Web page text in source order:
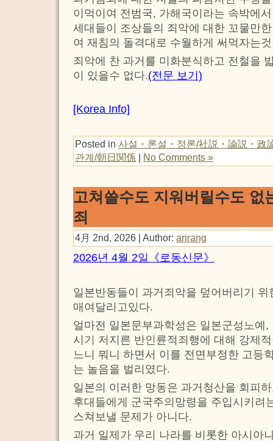
이먹이여 전범국, 가해국이라는 속박에
세대들이 조상들의 죄악에 대한 꼬물만
여 재침의 돌격대로 수월하게 써먹자는
죄악에 찬 과거를 미화분식하고 전철을
이 있을수 없다.(전문 보기)
[Korea Info]
Posted in 사설・론설・정론/社説・論説・政
관계/朝日関係
No Comments »
고쳐쓸수도 지워버릴수도 없
죄
4月 2nd, 2026 | Author: arirang
2026년 4월 2일《로동신문》
일본반동들이 과거죄악을 덮어버리기
매여달리고있다.
얼마전 일본문부과학성은 일본군성노예
시기 저지른 반인륜적죄행에 대해 강제
느니 뭐니 하면서 이를 전면부정한 고등
는 놀음을 벌리였다.
일본의 이러한 망동은 과거청산을 회피
후대들에게 군국주의망령을 주입시키려
스쳐보낼 문제가 아니다.
과거 일제가 우리 나라를 비롯한 아시아